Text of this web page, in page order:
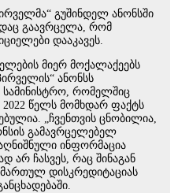
გუშინდელ ანონსში
გაავრცელა, რომ
დააკავეს.
მიერ მოქალაქეებს
ანონსს
სამინისტრო, რომელშიც
2022 წელს მომხდარ ფაქტს
„ჩვენთვის ცნობილია,
გამავრცელებელ
ინფორმაცია
არ ჩასვეს, რაც შინაგან
დისკრედიტაციას